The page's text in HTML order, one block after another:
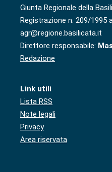
Giunta Regionale della
Registrazione n. 209/1995
agr@regione.basilicata.it
Direttore responsabile:
Redazione
Link utili
Lista RSS
Note legali
Privacy
Area riservata